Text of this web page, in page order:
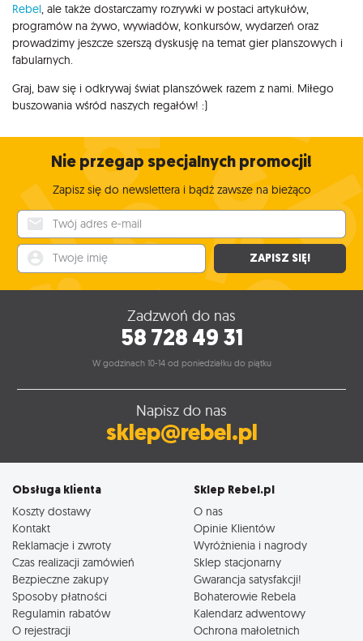
Rebel, ale także dostarczamy rozrywki w postaci artykułów,
programów na żywo, wywiadów, konkursów, wydarzeń oraz
prowadzimy jeszcze szerszą dyskusję na temat gier planszowych i
fabularnych.
Graj, baw się i odkrywaj świat planszówek razem z nami. Miłego
buszowania wśród naszych regałów! :)
Nie przegap specjalnych promocji!
Zapisz się do newslettera i bądź zawsze na bieżąco
ZAPISZ SIĘ!
Zadzwoń do nas
58 728 49 31
W godzinach 10-14 od poniedziałku do piątku
Napisz do nas
sklep@rebel.pl
Obsługa klienta
Koszty dostawy
Kontakt
Reklamacje i zwroty
Czas realizacji zamówień
Bezpieczne zakupy
Sposoby płatności
Regulamin rabatów
O rejestracji
Sklep Rebel.pl
O nas
Opinie Klientów
Wyróżnienia i nagrody
Sklep stacjonarny
Gwarancja satysfakcji!
Bohaterowie Rebela
Kalendarz adwentowy
Ochrona małoletnich